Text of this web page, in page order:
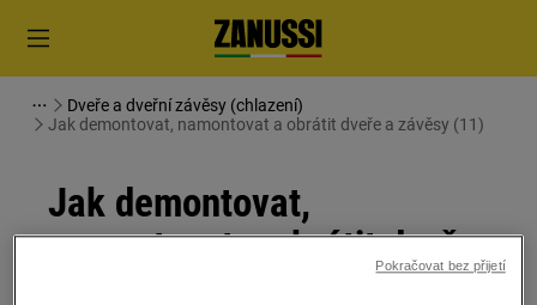
Dveře a dveřní závěsy (chlazení)
Jak demontovat, namontovat a obrátit dveře a závěsy (11)
Jak demontovat,
namontovat a obrátit dveře
Pokračovat bez přijetí